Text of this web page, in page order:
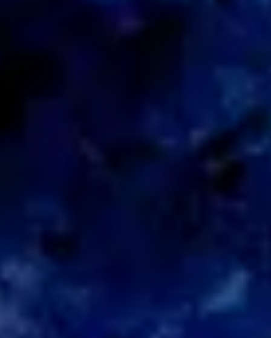
КАР'ЄРА
БЛОГ
БЛОГ
КЛІЄНТИ
КОНТАКТИ
ПРО НАС